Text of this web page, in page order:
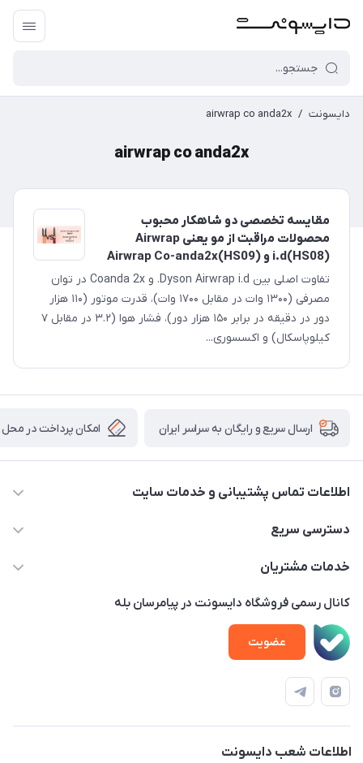
دایسونت /
airwrap co anda2x
airwrap co anda2x
مقایسه تخصصی دو شاهکار محبوب
محصولات مراقبت از مو یعنی Airwrap
i.d(HS08) و Airwrap Co-anda2x(HS09)
تفاوت اصلی بین Dyson Airwrap i.d. و Coanda 2x در توان
مصرفی (۱۳۰۰ وات در مقابل ۱۷۰۰ وات)، قدرت موتور (۱۱۰ هزار
دور در دقیقه در برابر ۱۵۰ هزار دور)، فشار هوا (۳.۲ در مقابل ۷
کیلوپاسکال) و اکسسوری‌...
ارسال سریع و رایگان به سراسر ایران امکان پرداخت در محل
اطلاعات تماس پشتیبانی و خدمات سایت
02122913970 داخلی 219
پلاک 23 – طبقه 3
دسترسی سریع
خانه
ویدئو‌های آموزشی
دفترچه راهنمای محصولات
درباره ما
تماس با ما
خدمات مشتریان
امور مشتریان
حساب کاربری
قوانین و مقررات
کانال رسمی فروشگاه دایسونت در پیامرسان بله
عضویت
اطلاعات شعب دایسونت